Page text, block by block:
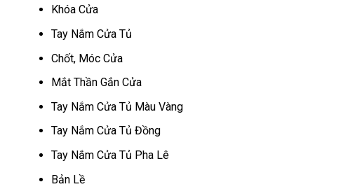
Khóa Cửa
Tay Nắm Cửa Tủ
Chốt, Móc Cửa
Mắt Thần Gắn Cửa
Tay Nắm Cửa Tủ Màu Vàng
Tay Nắm Cửa Tủ Đồng
Tay Nắm Cửa Tủ Pha Lê
Bản Lề